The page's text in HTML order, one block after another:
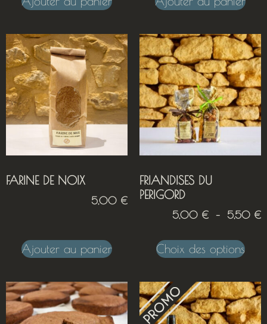
FARINE DE NOIX
5,00 €
Ajouter au panier
FRIANDISES DU
PERIGORD
5,00 € – 5,50 €
Choix des options